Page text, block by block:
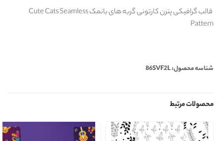
قالب گرافیکی پترن کارتونی گربه های بانمک Cute Cats Seamless
Pattern
شناسه محصول: 86SVF2L
محصولات مرتبط